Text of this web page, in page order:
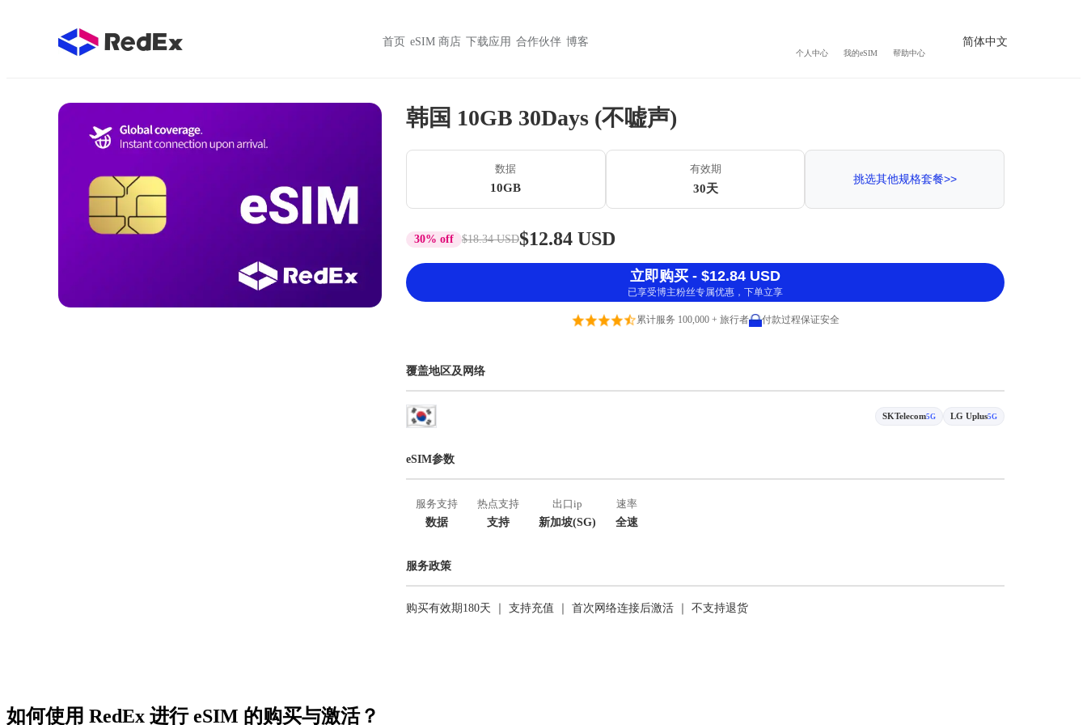
首页 eSIM 商店 下载应用 合作伙伴 博客
个人中心 我的eSIM 帮助中心
简体中文
韩国 10GB 30Days (不嘘声)
数据
10GB
有效期
30天
挑选其他规格套餐>>
30% off $18.34 USD$12.84 USD
立即购买 - $12.84 USD
已享受博主粉丝专属优惠，下单立享
累计服务 100,000 + 旅行者 付款过程保证安全
覆盖地区及网络
SKTelecom5G LG Uplus5G
eSIM参数
服务支持
数据
热点支持
支持
出口ip
新加坡(SG)
速率
全速
服务政策
购买有效期180天 ｜ 支持充值 ｜ 首次网络连接后激活 ｜ 不支持退货
如何使用 RedEx 进行 eSIM 的购买与激活？